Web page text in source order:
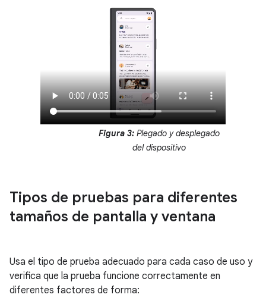
Figura 3: Plegado y desplegado
del dispositivo
Tipos de pruebas para diferentes
tamaños de pantalla y ventana
Usa el tipo de prueba adecuado para cada caso de uso y
verifica que la prueba funcione correctamente en
diferentes factores de forma: